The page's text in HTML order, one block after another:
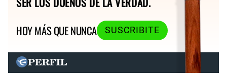
HOY MÁS QUE NUNCA
SUSCRIBITE